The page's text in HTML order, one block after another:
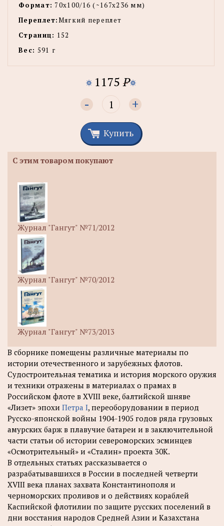
Формат: 70x100/16 (~167x236 мм)
Переплет:Мягкий переплет
Страниц: 152
Вес: 591 г
1175 P
- +
Купить
С этим товаром покупают
Журнал "Гангут" №71/2012
Журнал "Гангут" №70/2012
Журнал "Гангут" №73/2013
В сборнике помещены различные материалы по
истории отечественного и зарубежных флотов.
Судостроительная тематика и история морского оружия
и техники отражены в материалах о прамах в
Российском флоте в XVIII веке, балтийской шняве
«Лизет» эпохи Петра I, переоборудовании в период
Русско-японской войны 1904-1905 годов ряда грузовых
амурских барж в плавучие батареи и в заключительной
части статьи об истории североморских эсминцев
«Осмотрительный» и «Сталин» проекта 30К.
В отдельных статьях рассказывается о
разрабатывавшихся в России в последней четверти
XVIII века планах захвата Константинополя и
черноморских проливов и о действиях кораблей
Каспийской флотилии по защите русских поселений в
дни восстания народов Средней Азии и Казахстана